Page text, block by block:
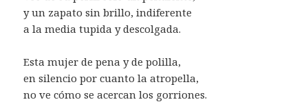
y un zapato sin brillo, indiferente
a la media tupida y descolgada.
Esta mujer de pena y de polilla,
en silencio por cuanto la atropella,
no ve cómo se acercan los gorriones.